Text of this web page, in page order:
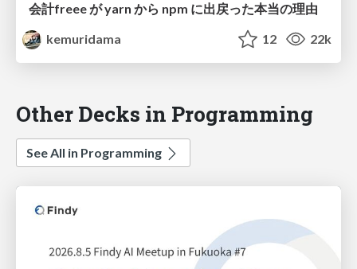
会計freee が yarn から npm に出戻った本当の理由
kemuridama
12 22k
Other Decks in Programming
See All in Programming